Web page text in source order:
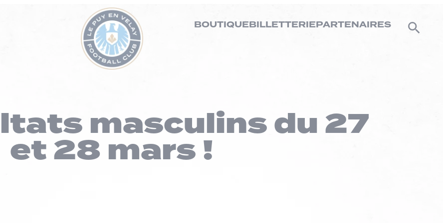
BOUTIQUEBILLETTERIEPARTENAIRES
masculins du 27
et 28 mars !